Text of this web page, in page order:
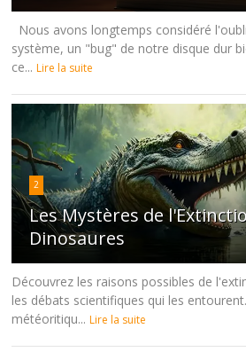
Nous avons longtemps considéré
système, un "bug" de notre disque dur
ce... Lire la suite
2
Les Mystères de
Dinosaures
Découvrez les raisons possibles de
les débats scientifiques qui les
météoritiqu... Lire la suite